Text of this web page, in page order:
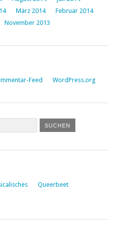
März 2014
Februar 2014
November 2013
Feed WordPress.org
Queerbeet